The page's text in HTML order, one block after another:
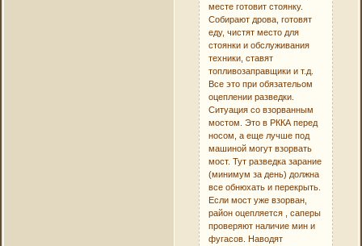
месте готовит стоянку.
Собирают дрова, готовят
еду, чистят место для
стоянки и обслуживания
техники, ставят
топливозаправщики и т.д.
Все это при обязательом
оцеплении разведки.
Ситуация со взорванным
мостом. Это в РККА перед
носом, а еще лучше под
машиной могут взорвать
мост. Тут разведка зарание
(минимум за день) должна
все обнюхать и перекрыть.
Если мост уже взорван,
район оцепляется , саперы
проверяют наличие мин и
фугасов. Наводят